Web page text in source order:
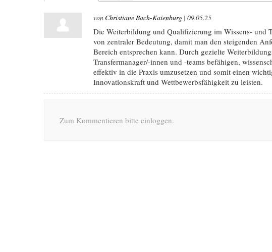
von Christiane Bach-Kaienburg | 09.05.25
Die Weiterbildung und Qualifizierung im Wissens- und
von zentraler Bedeutung, damit man den steigenden
Bereich entsprechen kann. Durch gezielte
Transfermanager/-innen und -teams befähigen,
effektiv in die Praxis umzusetzen und somit einen
Innovationskraft und Wettbewerbsfähigkeit zu leisten.
Zum Kommentieren bitte einloggen.